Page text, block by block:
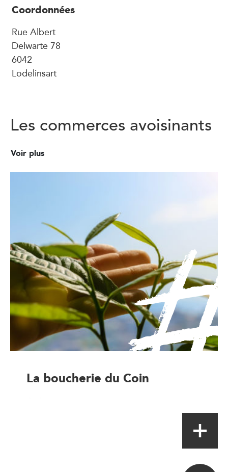
Coordonnées
Rue Albert
Delwarte 78
6042
Lodelinsart
Les commerces avoisinants
Voir plus
La boucherie du Coin